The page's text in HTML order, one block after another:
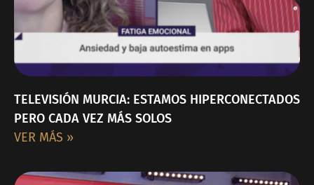
TELEVISIÓN MURCIA: ESTAMOS HIPERCONECTADOS
PERO CADA VEZ MÁS SOLOS​
VER MÁS »